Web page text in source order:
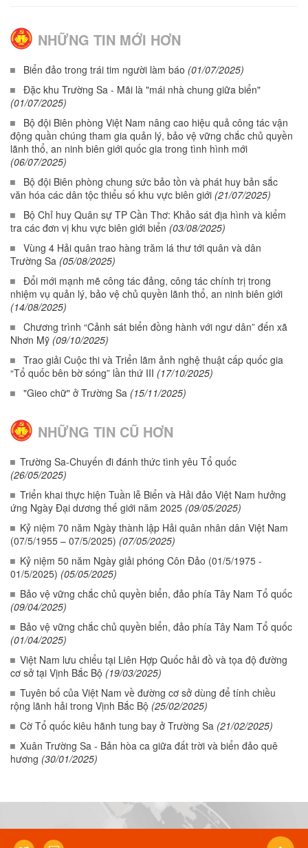
NHỮNG TIN MỚI HƠN
Biển đảo trong trái tim người làm báo (01/07/2025)
Đặc khu Trường Sa - Mãi là "mái nhà chung giữa biển"
(01/07/2025)
Bộ đội Biên phòng Việt Nam nâng cao hiệu quả công tác vận
động quần chúng tham gia quản lý, bảo vệ vững chắc chủ quyền
lãnh thổ, an ninh biên giới quốc gia trong tình hình mới
(06/07/2025)
Bộ đội Biên phòng chung sức bảo tồn và phát huy bản sắc
văn hóa các dân tộc thiểu số khu vực biên giới (21/07/2025)
Bộ Chỉ huy Quân sự TP Cần Thơ: Khảo sát địa hình và kiểm
tra các đơn vị khu vực biên giới biển (03/08/2025)
Vùng 4 Hải quân trao hàng trăm lá thư tới quân và dân
Trường Sa (05/08/2025)
Đổi mới mạnh mẽ công tác đảng, công tác chính trị trong
nhiệm vụ quản lý, bảo vệ chủ quyền lãnh thổ, an ninh biên giới
(14/08/2025)
Chương trình “Cảnh sát biển đồng hành với ngư dân” đến xã
Nhơn Mỹ (09/10/2025)
Trao giải Cuộc thi và Triển lãm ảnh nghệ thuật cấp quốc gia
“Tổ quốc bên bờ sóng” lần thứ III (17/10/2025)
"Gieo chữ" ở Trường Sa (15/11/2025)
NHỮNG TIN CŨ HƠN
Trường Sa-Chuyến đi đánh thức tình yêu Tổ quốc
(26/05/2025)
Triển khai thực hiện Tuần lễ Biển và Hải đảo Việt Nam hưởng
ứng Ngày Đại dương thế giới năm 2025 (09/05/2025)
Kỷ niệm 70 năm Ngày thành lập Hải quân nhân dân Việt Nam
(07/5/1955 – 07/5/2025) (07/05/2025)
Kỷ niệm 50 năm Ngày giải phóng Côn Đảo (01/5/1975 -
01/5/2025) (05/05/2025)
Bảo vệ vững chắc chủ quyền biển, đảo phía Tây Nam Tổ quốc
(09/04/2025)
Bảo vệ vững chắc chủ quyền biển, đảo phía Tây Nam Tổ quốc
(01/04/2025)
Việt Nam lưu chiểu tại Liên Hợp Quốc hải đồ và tọa độ đường
cơ sở tại Vịnh Bắc Bộ (19/03/2025)
Tuyên bố của Việt Nam về đường cơ sở dùng để tính chiều
rộng lãnh hải trong Vịnh Bắc Bộ (25/02/2025)
Cờ Tổ quốc kiêu hãnh tung bay ở Trường Sa (21/02/2025)
Xuân Trường Sa - Bản hòa ca giữa đất trời và biển đảo quê
hương (30/01/2025)